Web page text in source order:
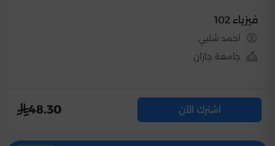
فيزياء 102
احمد شلبي
جامعة جازان
اشترك الآن 48.30